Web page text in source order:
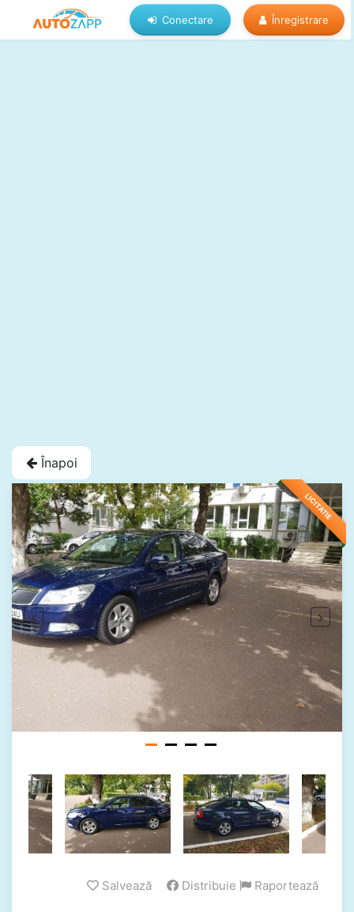
Conectare Înregistrare
Înapoi
LICITATIE
Salvează Distribuie Raportează